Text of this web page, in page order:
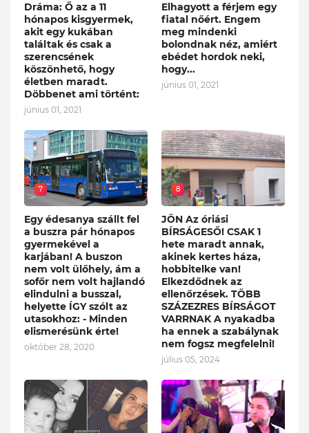
Dráma: Ő az a 11
hónapos kisgyermek,
akit egy kukában
találtak és csak a
szerencsének
köszönhető, hogy
életben maradt.
Döbbenet ami történt:
június 01, 2021
Elhagyott a férjem egy
fiatal nőért. Engem
meg mindenki
bolondnak néz, amiért
ebédet hordok neki,
hogy...
június 01, 2021
7
Egy édesanya szállt fel
a buszra pár hónapos
gyermekével a
karjában! A buszon
nem volt ülőhely, ám a
sofőr nem volt hajlandó
elindulni a busszal,
helyette ÍGY szólt az
utasokhoz: - Minden
elismerésünk érte!
október 28, 2020
8
JÖN Az óriási
BÍRSÁGESŐ! CSAK 1
hete maradt annak,
akinek kertes háza,
hobbitelke van!
Elkezdődnek az
ellenőrzések. TÖBB
SZÁZEZRES BÍRSÁGOT
VARRNAK A nyakadba
ha ennek a szabálynak
nem fogsz megfelelni!
július 05, 2024